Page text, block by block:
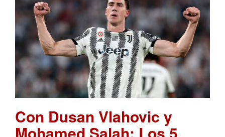
Con Dusan Vlahovic y
Mohamed Salah: Los 5